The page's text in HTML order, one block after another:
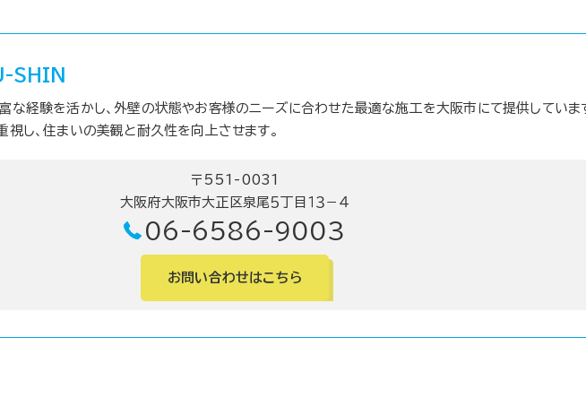
SHIN
な経験を活かし、外壁の状態やお客様のニーズに合わせた最適な施工を大阪市にて提供していま
視し、住まいの美観と耐久性を向上させます。
〒551-0031
大阪府大阪市大正区泉尾５丁目１３－４
06-6586-9003
お問い合わせはこちら